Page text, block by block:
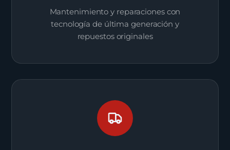
Mantenimiento y reparaciones con
tecnología de última generación y
repuestos originales